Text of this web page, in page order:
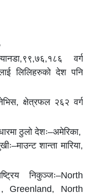
वर्ग
लिलिहरुको देश पनि
क्षेत्रफल २६२ वर्ग
ठुलो देशः–अमेरिका,
शान्ता मारिया,
निकुञ्जः–North
Greenland, North